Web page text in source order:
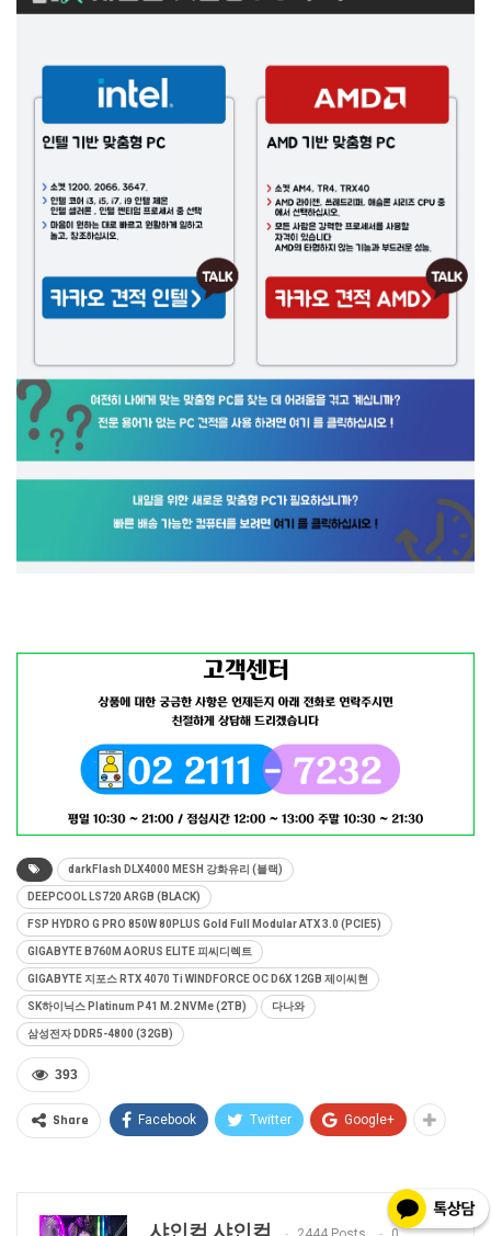
darkFlash DLX4000 MESH 강화유리 (블랙)
DEEPCOOL LS720 ARGB (BLACK)
FSP HYDRO G PRO 850W 80PLUS Gold Full Modular ATX 3.0 (PCIE5)
GIGABYTE B760M AORUS ELITE 피씨디렉트
GIGABYTE 지포스 RTX 4070 Ti WINDFORCE OC D6X 12GB 제이씨현
SK하이닉스 Platinum P41 M.2 NVMe (2TB) 다나와
삼성전자 DDR5-4800 (32GB)
393
Share Facebook Twitter Google+